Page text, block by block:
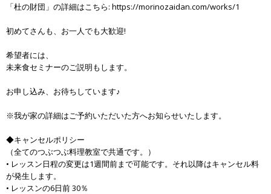
「杜の財団」の詳細はこちら: https://morinozaidan.com/works/1
初めてさんも、お一人でも大歓迎!
希望者には、
未来食セミナーのご説明もします。
お申し込み、お待ちしています♪
※我が家の詳細はご予約いただいた方へお知らせいたします。
◆キャンセルポリシー
（全てのつぶつぶ料理教室で共通です。）
• レッスン日程の変更は1週間前まで可能です。それ以降はキャンセル料
が発生します。
• レッスンの6日前 30％